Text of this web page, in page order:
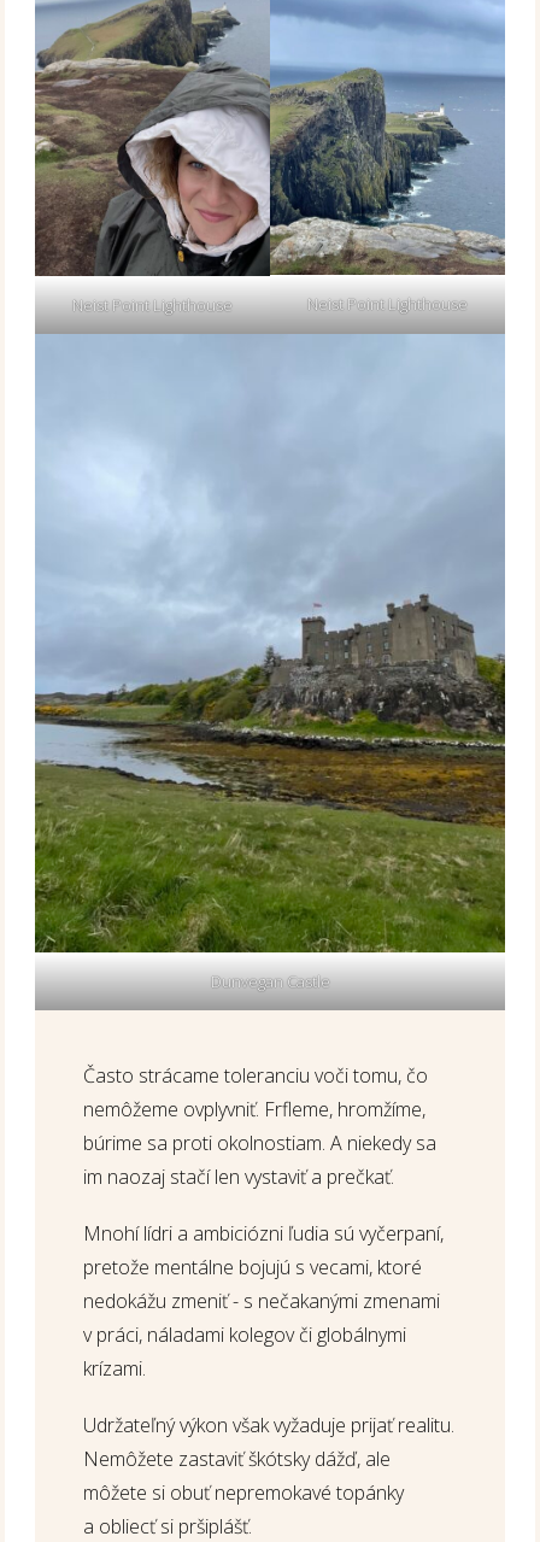
Neist Point Lighthouse Neist Point Lighthouse
Dunvegan Castle
Často strácame toleranciu voči tomu, čo
nemôžeme ovplyvniť. Frfleme, hromžíme,
búrime sa proti okolnostiam. A niekedy sa
im naozaj stačí len vystaviť a prečkať.
Mnohí lídri a ambiciózni ľudia sú vyčerpaní,
pretože mentálne bojujú s vecami, ktoré
nedokážu zmeniť - s nečakanými zmenami
v práci, náladami kolegov či globálnymi
krízami.
Udržateľný výkon však vyžaduje prijať realitu.
Nemôžete zastaviť škótsky dážď, ale
môžete si obuť nepremokavé topánky
a obliecť si pršiplášť.